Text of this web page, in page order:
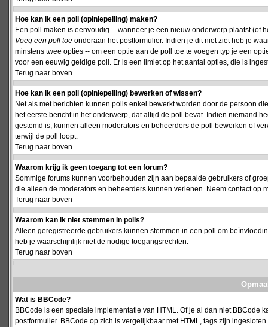
Hoe kan ik een poll (opiniepeiling) maken?
Een poll maken is eenvoudig -- wanneer je een nieuw onderwerp plaatst (of
Voeg een poll toe onderaan het postformulier. Indien je dit niet ziet heb je
minstens twee opties -- om een optie aan de poll toe te voegen typ je een
voor een eeuwig geldige poll. Er is een limiet op het aantal opties, die is
Terug naar boven
Hoe kan ik een poll (opiniepeiling) bewerken of wissen?
Net als met berichten kunnen polls enkel bewerkt worden door de persoon
het eerste bericht in het onderwerp, dat altijd de poll bevat. Indien niemand
gestemd is, kunnen alleen moderators en beheerders de poll bewerken of
terwijl de poll loopt.
Terug naar boven
Waarom krijg ik geen toegang tot een forum?
Sommige forums kunnen voorbehouden zijn aan bepaalde gebruikers of
die alleen de moderators en beheerders kunnen verlenen. Neem contact op
Terug naar boven
Waarom kan ik niet stemmen in polls?
Alleen geregistreerde gebruikers kunnen stemmen in een poll om
heb je waarschijnlijk niet de nodige toegangsrechten.
Terug naar boven
Wat is BBCode?
BBCode is een speciale implementatie van HTML. Of je al dan niet
postformulier. BBCode op zich is vergelijkbaar met HTML, tags zijn